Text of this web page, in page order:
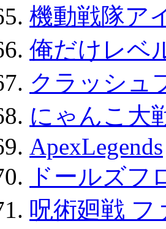
機動戦隊ア
俺だけレベ
クラッシュ
にゃんこ大
ApexLegends
ドールズフ
呪術廻戦 フ